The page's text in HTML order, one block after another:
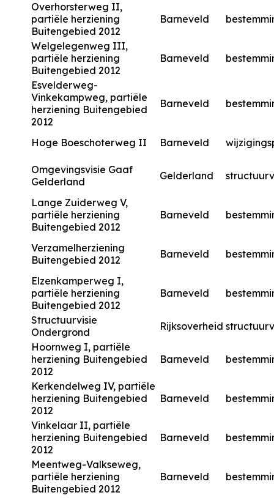
Overhorsterweg II,
partiële herziening
Buitengebied 2012
Barneveld
Welgelegenweg III,
partiële herziening
Buitengebied 2012
Barneveld
Esvelderweg-
Vinkekampweg, partiële
herziening Buitengebied
2012
Barneveld
Hoge Boeschoterweg II Barneveld
Omgevingsvisie Gaaf
Gelderland
Gelderland
Lange Zuiderweg V,
partiële herziening
Buitengebied 2012
Barneveld
Verzamelherziening
Buitengebied 2012
Barneveld
Elzenkamperweg I,
partiële herziening
Buitengebied 2012
Barneveld
Structuurvisie
Ondergrond
Rijksoverheid
Hoornweg I, partiële
herziening Buitengebied
2012
Barneveld
Kerkendelweg IV, partiële
herziening Buitengebied
2012
Barneveld
Vinkelaar II, partiële
herziening Buitengebied
2012
Barneveld
Meentweg-Valkseweg,
partiële herziening
Buitengebied 2012
Barneveld